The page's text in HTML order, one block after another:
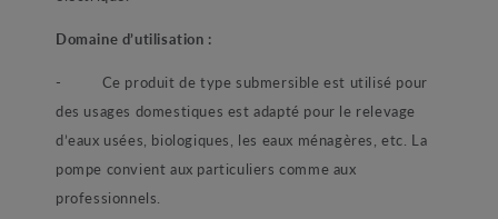
Domaine d’utilisation :
- Ce produit de type submersible est utilisé pour
des usages domestiques est adapté pour le relevage
d’eaux usées, biologiques, les eaux ménagères, etc. La
pompe convient aux particuliers comme aux
professionnels.